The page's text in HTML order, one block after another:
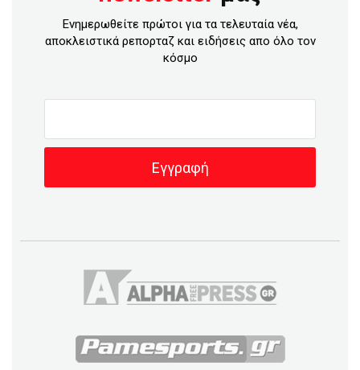
Ενημερωθείτε πρώτοι για τα τελευταία νέα,
αποκλειστικά ρεπορταζ και ειδήσεις απο όλο τον
κόσμο